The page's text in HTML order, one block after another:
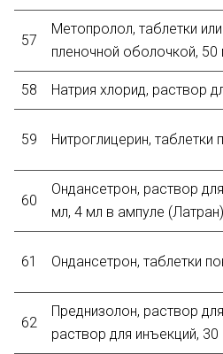
57
Метопролол, таблетки
пленочной оболочкой, 50
58 Натрия хлорид, раствор
59 Нитроглицерин,
60
Ондансетрон, раствор
мл, 4 мл в ампуле (Латран)
61 Ондансетрон, таблетки
62
Преднизолон, раствор
раствор для инъекций,